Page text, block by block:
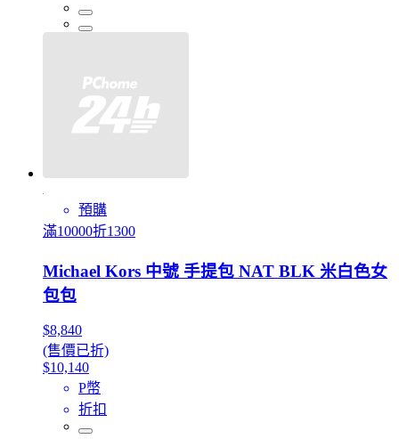
預購
滿10000折1300
Michael Kors 中號 手提包 NAT BLK 米白色女
包包
$8,840
(售價已折)
$10,140
P幣
折扣